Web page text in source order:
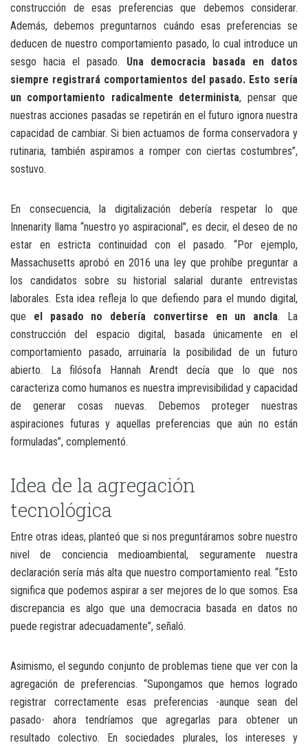
construcción de esas preferencias que debemos considerar.
Además, debemos preguntarnos cuándo esas preferencias se
deducen de nuestro comportamiento pasado, lo cual introduce un
sesgo hacia el pasado. Una democracia basada en datos
siempre registrará comportamientos del pasado. Esto sería
un comportamiento radicalmente determinista, pensar que
nuestras acciones pasadas se repetirán en el futuro ignora nuestra
capacidad de cambiar. Si bien actuamos de forma conservadora y
rutinaria, también aspiramos a romper con ciertas costumbres”,
sostuvo.
En consecuencia, la digitalización debería respetar lo que
Innenarity llama “nuestro yo aspiracional", es decir, el deseo de no
estar en estricta continuidad con el pasado. “Por ejemplo,
Massachusetts aprobó en 2016 una ley que prohíbe preguntar a
los candidatos sobre su historial salarial durante entrevistas
laborales. Esta idea refleja lo que defiendo para el mundo digital,
que el pasado no debería convertirse en un ancla. La
construcción del espacio digital, basada únicamente en el
comportamiento pasado, arruinaría la posibilidad de un futuro
abierto. La filósofa Hannah Arendt decía que lo que nos
caracteriza como humanos es nuestra imprevisibilidad y capacidad
de generar cosas nuevas. Debemos proteger nuestras
aspiraciones futuras y aquellas preferencias que aún no están
formuladas”, complementó.
Idea de la agregación
tecnológica
Entre otras ideas, planteó que si nos preguntáramos sobre nuestro
nivel de conciencia medioambiental, seguramente nuestra
declaración sería más alta que nuestro comportamiento real. “Esto
significa que podemos aspirar a ser mejores de lo que somos. Esa
discrepancia es algo que una democracia basada en datos no
puede registrar adecuadamente”, señaló.
Asimismo, el segundo conjunto de problemas tiene que ver con la
agregación de preferencias. “Supongamos que hemos logrado
registrar correctamente esas preferencias -aunque sean del
pasado- ahora tendríamos que agregarlas para obtener un
resultado colectivo. En sociedades plurales, los intereses y